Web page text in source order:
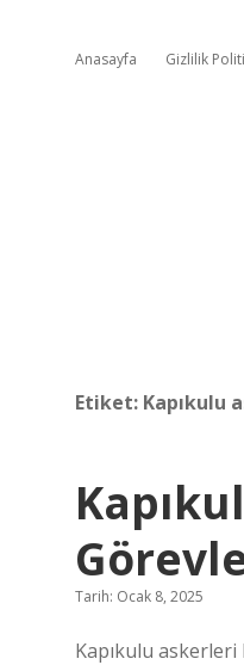
Anasayfa Gizlilik
Etiket: Kapıkulu
Tarih: Ocak 8, 2025
Kapıkulu